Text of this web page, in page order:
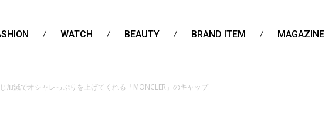
WATCH BEAUTY BRAND ITEM MAGAZINE
加減でオシャレっぷりを上げてくれる「MONCLER」のキャップ